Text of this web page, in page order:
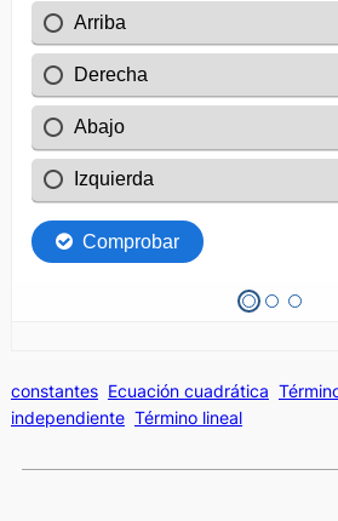
constantes Ecuación cuadrática
independiente Término lineal